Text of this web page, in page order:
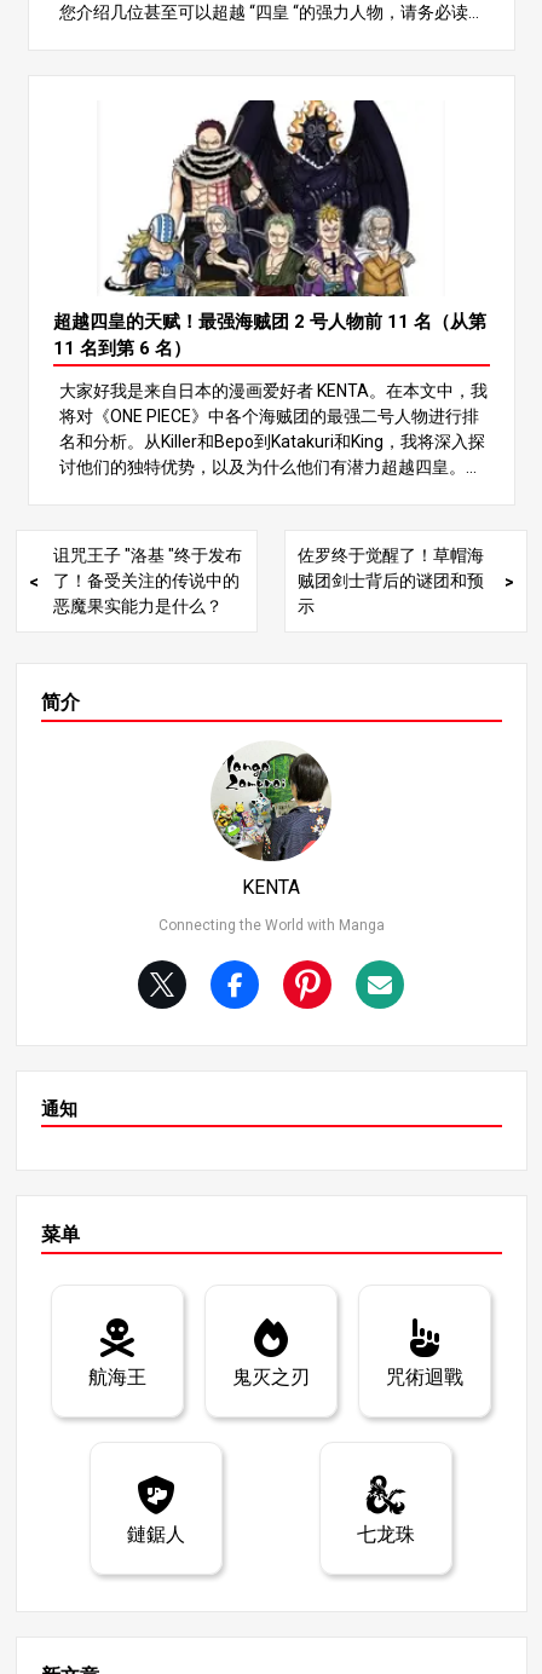
您介绍几位甚至可以超越 “四皇 “的强力人物，请务必读到
下，而他们的船长一般都是四皇或海贼七雄这样的最强人
物，对故事的发展起着至关重要的作用。在本文中，我们
将深入探讨最强的 No.2 角色，并对 TOP 11 进行排名。让
我们通过分析每个人的战斗风格和特点，来判断谁才是最
强的！ 让我们开始排名！你一定不会错过 第五名：萨博
萨博是革命军的二号人物，被称为路飞和艾斯的结拜兄
弟。他的强项在于其全面的战斗风格，利用武术、军械戟
和洛奇亚型恶魔果实 “Mera Mera no Mi”（火焰果实）的
力量。 萨博的战斗风格 萨博使用 “武技 “将双手变成武
器，能够从内到外摧毁对手。他的攻击威力巨大，可以击
碎岩石和铁块。通过 “Mera Mera no Mi”，他还能将自己
包裹在火焰中，从而实现高速移动和远程攻击。萨博在火
力、防御和速度之间的平衡使他成为一名令人难以置信的
强大战士。 萨博的韧性和机动性 此外，萨博的韧性也值得
一提。Armament Haki 增强了他的防御力，Mera Mera n
有非凡的机动性。 因此，萨博是一股不可忽视的力量，他
未来在故事中的贡献令人期待。 第四名佐罗 佐罗是草帽海
贼团的二当家，以成为世界第一剑客为目标。他的战斗力
个打击。他的攻击力势不可挡，是世界上最强的剑客之
一。 此外，佐罗的耐力也非同一般。在 “惊悚树皮 “篇中，
他毫不犹豫地承受了路飞的痛苦；在 “和之国 “篇中，他甚
至在被四皇直接击中后仍坚持战斗。他拥有近乎非人的坚
韧。 佐罗的战斗风格 佐罗不仅擅长近身格斗，还能适应中
距离格斗。他的反应能力和多变性使他能躲避攻击，是一
个能应对各种情况的灵活战士。佐罗的优势不仅在于他的
原始力量，还在于他调整和超越对手的能力。 第 3 名贝克
面，他的能力被蒙上了一层神秘的面纱，但从他周围人的
远程战斗大师，他能用步枪发射威力强大的子弹。他精通
“军械戟”（Armament Haki），甚至可以攻击通常无法免
克曼在红发海盗团中扮演着至关重要的角色。他的优势在
于团队合作和在压力下保持冷静的能力，这使他成为一个
精通剑术、军械弹和观察弹。在 “萨博迪群岛 “战役中，他
曾与海军陆战队将领之一的木丸打成平手，证明了自己的
超出常人。他能轻松应对木春的光速攻击，这凸显了他的
超强实力。虽然年纪大了，但雷利的战斗力几乎无人能
敌。 第一名米鹰 米霍克是目前世界上最伟大的剑士，是十
字公会的二号人物，在海盗团中具有压倒性的力量。他的
地切开山脉。他擅长近距离和远程战斗，能精准有力地使
用飞斩等技巧。 精准的剑术和防御 米霍克的剑术非常精
准，几乎可以对付任何对手。他的防御也非常出色，能轻
角色都有自己独特的优势和能力。您觉得如何？很明显，
超越四皇的天赋！最强海贼团 2 号人物前 11 名（从第
11 名到第 6 名）
大家好我是来自日本的漫画爱好者 KENTA。在本文中，我
将对《ONE PIECE》中各个海贼团的最强二号人物进行排
名和分析。从Killer和Bepo到Katakuri和King，我将深入探
讨他们的独特优势，以及为什么他们有潜力超越四皇。请
团的 2 号成员具有特殊的地位。这些角色拥有与四皇和海
贼七雄等人物不相上下的实力，同时还展现出与众不同的
能力和战斗风格。 在本文中，我将为 11 位最强海贼团二
号人物排名，并深入探讨他们的战斗能力和成就。谁将夺
德的重要伙伴。杀手的双臂配备了类似镰刀的旋转武器，
他以快速的砍杀和敏捷的动作压倒敌人。在 “和之国 “剧情
中，他在凯多身上留下了伤痕，展示了其强大的攻击力，
但他未能给予敌人决定性的一击，因此在本排行榜中排名
第 11 位。 实力评估： 攻击力：杀手以镰刀战法著称，是
一名利用速度和精准度的狡猾战士。 防御力：杀手的耐力
虽然与普通人相当，但却令人印象深刻，在与佐罗的战斗
为战友而战的坚强意志使他成为一个令人着迷的角色。他
未来的战斗值得期待！ 3.第 10 名贝波（海盗之心） 水貂
伙伴。虽然他平时温文尔雅、笨手笨脚，但在战斗中，贝
波利用水貂部落增强的体能，在徒手搏斗中表现出色。 力
称为 “苏龙”（水貂部落的一种独特变身）的强化状态，这
使他在战斗中具有相当大的优势。期待他在未来的冲突中
尤其是他的快速连击。在获得 “清澄果实”（Suke Suke no
Mi）的力量后，白龙现在可以在发动攻击时隐身，这使他
可以通过隐身来躲避攻击，然后在适当的时候进行反击。
白龙的全部潜力还未显现，我们可以期待他在未来的战斗
中更加强大！ 5.第 8 名卡塔库栗（海贼大妈） 卡塔库栗
（Katakuri）是大妈海盗团中的甜蜜三将军之一，也是团
摩奇摩奇果（Mochi-Mochi no Mi）预知未来，这让他在战
斗中占尽优势。 实力评估： 攻击力：卡塔库栗拥有糯米糍
之米，能用巨大的糯米糍拳头给予敌人致命一击，甚至能
的力量吸收攻击，使他拥有超高的防御力。 卡塔库栗的未
是野兽海贼团的二把手，是凯多的得力助手。他的力量来
诅咒王子 "洛基 "终于发布
了！备受关注的传说中的
恶魔果实能力是什么？
佐罗终于觉醒了！草帽海
贼团剑士背后的谜团和预
示
简介
KENTA
Connecting the World with Manga
通知
菜单
航海王 鬼灭之刃 咒術迴戰
鏈鋸人 七龙珠